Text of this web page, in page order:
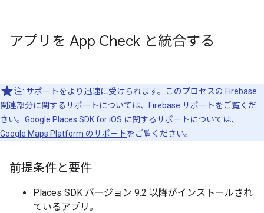
アプリを App Check と統合する
注: サポートをより迅速に受けられます。このプロセスの Firebase
関連部分に関するサポートについては、
Firebase サポートをご覧くだ
さい。Google Places SDK for iOS に関するサポートについては、
Google Maps Platform のサポートをご覧ください。
前提条件と要件
Places SDK バージョン 9.2 以降がインストールされ
ているアプリ。